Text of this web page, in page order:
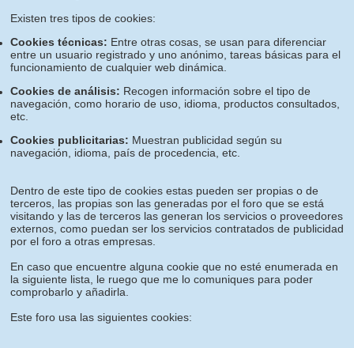
Existen tres tipos de cookies:
Cookies técnicas: Entre otras cosas, se usan para diferenciar
entre un usuario registrado y uno anónimo, tareas básicas para el
funcionamiento de cualquier web dinámica.
Cookies de análisis: Recogen información sobre el tipo de
navegación, como horario de uso, idioma, productos consultados,
etc.
Cookies publicitarias: Muestran publicidad según su
navegación, idioma, país de procedencia, etc.
Dentro de este tipo de cookies estas pueden ser propias o de
terceros, las propias son las generadas por el foro que se está
visitando y las de terceros las generan los servicios o proveedores
externos, como puedan ser los servicios contratados de publicidad
por el foro a otras empresas.
En caso que encuentre alguna cookie que no esté enumerada en
la siguiente lista, le ruego que me lo comuniques para poder
comprobarlo y añadirla.
Este foro usa las siguientes cookies: